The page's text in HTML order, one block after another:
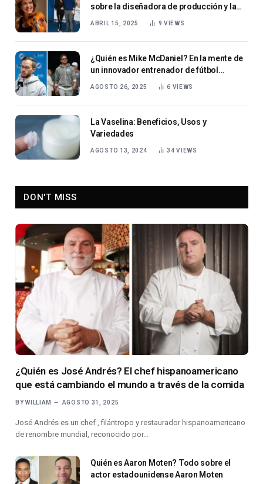
sobre la diseñadora de producción y la
hija de Anne-Sophie Mutter.
ABRIL 15, 2025 9 VIEWS
¿Quién es Mike McDaniel? En la mente de
un innovador entrenador de fútbol
AGOSTO 26, 2025 6 VIEWS
La Vaselina: Beneficios, Usos y
Variedades
AGOSTO 13, 2024 34VIEWS
DON'T MISS
¿Quién es José Andrés? El chef hispanoamericano
que está cambiando el mundo a través de la comida
BY WILLIAM AGOSTO 31, 2025
José Andrés es un chef , filántropo y restaurador hispanoamericano
de renombre mundial, reconocido por…
Quién es Aaron Moten? Todo sobre el
actor estadounidense Aaron Moten